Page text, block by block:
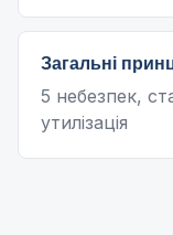
Загальні
5 небезпек,
утилізація